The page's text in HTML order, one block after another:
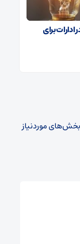
برای
بخش‌های موردنیاز